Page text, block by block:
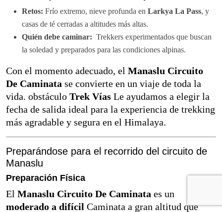
Retos: Frío extremo, nieve profunda en Larkya La Pass, y
casas de té cerradas a altitudes más altas.
Quién debe caminar: Trekkers experimentados que buscan
la soledad y preparados para las condiciones alpinas.
Con el momento adecuado, el Manaslu Circuito
De Caminata se convierte en un viaje de toda la
vida. obstáculo Trek Vías Le ayudamos a elegir la
fecha de salida ideal para la experiencia de trekking
más agradable y segura en el Himalaya.
Preparándose para el recorrido del circuito de
Manaslu
Preparación Física
El Manaslu Circuito De Caminata es un
moderado a difícil Caminata a gran altitud que